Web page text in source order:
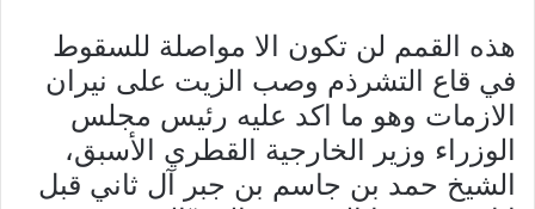
هذه القمم لن تكون الا مواصلة للسقوط
في قاع التشرذم وصب الزيت على نيران
الازمات وهو ما اكد عليه رئيس مجلس
الوزراء وزير الخارجية القطري الأسبق،
الشيخ حمد بن جاسم بن جبر آل ثاني قبل